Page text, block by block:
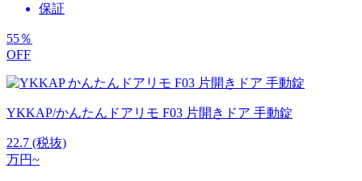
保証
55％
OFF
YKKAP/かんたんドアリモ F03 片開きドア 手動錠
22.7 (税抜)
万円~